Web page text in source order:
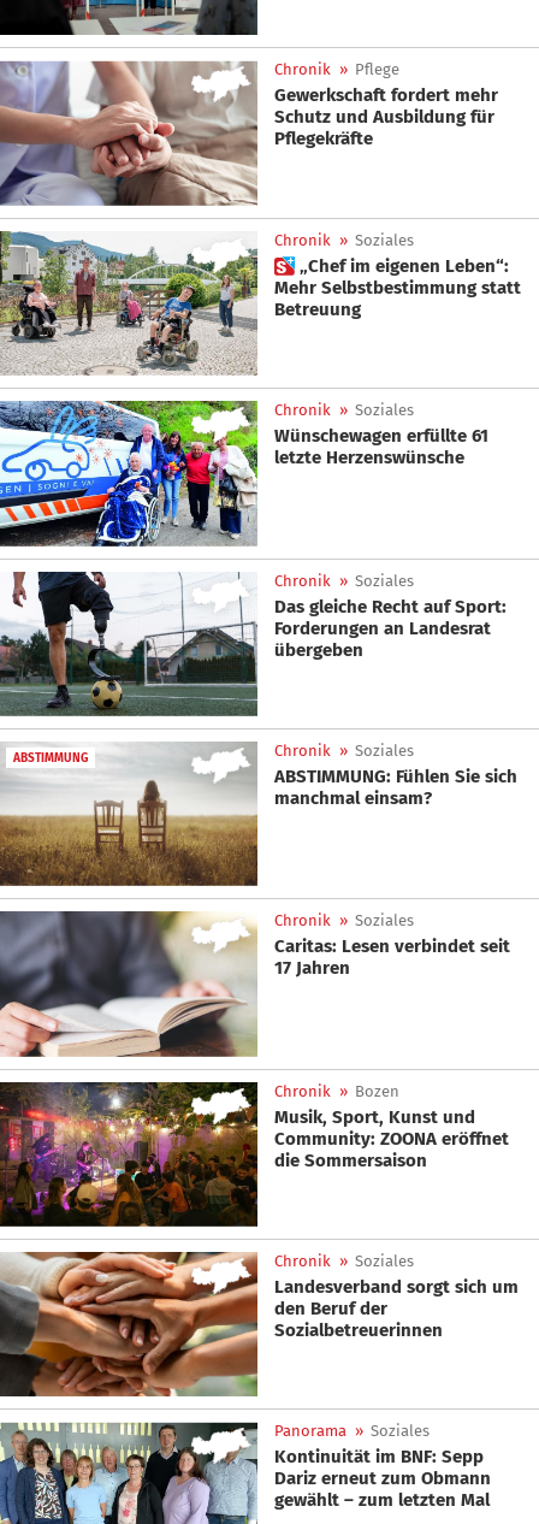
Chronik » Pflege
Gewerkschaft fordert mehr
Schutz und Ausbildung für
Pflegekräfte
Chronik » Soziales
 „Chef im eigenen Leben“:
Mehr Selbstbestimmung statt
Betreuung
Chronik » Soziales
Wünschewagen erfüllte 61
letzte Herzenswünsche
Chronik » Soziales
Das gleiche Recht auf Sport:
Forderungen an Landesrat
übergeben
ABSTIMMUNG Chronik » Soziales
ABSTIMMUNG: Fühlen Sie sich
manchmal einsam?
Chronik » Soziales
Caritas: Lesen verbindet seit
17 Jahren
Chronik » Bozen
Musik, Sport, Kunst und
Community: ZOONA eröffnet
die Sommersaison
Chronik » Soziales
Landesverband sorgt sich um
den Beruf der
Sozialbetreuerinnen
Panorama » Soziales
Kontinuität im BNF: Sepp
Dariz erneut zum Obmann
gewählt – zum letzten Mal